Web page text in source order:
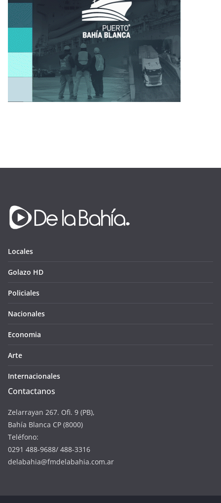
Locales
Golazo HD
Policiales
Nacionales
Economia
Arte
Internacionales
Contactanos
Zelarrayan 267. Ofi. 9 (PB),
Bahía Blanca CP (8000)
Teléfono:
0291 488-9688/ 488-3316
delabahia@fmdelabahia.com.ar